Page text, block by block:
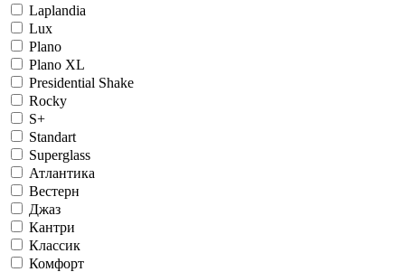
Laplandia
Lux
Plano
Plano XL
Presidential Shake
Rocky
S+
Standart
Superglass
Атлантика
Вестерн
Джаз
Кантри
Классик
Комфорт